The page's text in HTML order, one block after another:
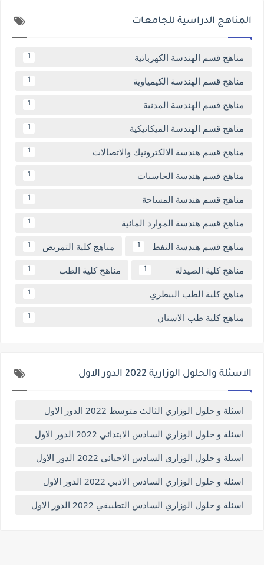
المناهج الدراسية للجامعات
مناهج قسم الهندسة الكهربائية 1
مناهج قسم الهندسة الكيمياوية 1
مناهج قسم الهندسة المدنية 1
مناهج قسم الهندسة الميكانيكية 1
مناهج قسم هندسة الالكترونيك والاتصالات 1
مناهج قسم هندسة الحاسبات 1
مناهج قسم هندسة المساحة 1
مناهج قسم هندسة الموارد المائية 1
مناهج قسم هندسة النفط 1 مناهج كلية التمريض 1
مناهج كلية الصيدلة 1 مناهج كلية الطب 1
مناهج كلية الطب البيطري 1
مناهج كلية طب الاسنان 1
الاسئلة والحلول الوزارية 2022 الدور الاول
اسئلة و حلول الوزاري الثالث متوسط 2022 الدور الاول
اسئلة و حلول الوزاري السادس الابتدائي 2022 الدور الاول
اسئلة و حلول الوزاري السادس الاحيائي 2022 الدور الاول
اسئلة و حلول الوزاري السادس الادبي 2022 الدور الاول
اسئلة و حلول الوزاري السادس التطبيقي 2022 الدور الاول